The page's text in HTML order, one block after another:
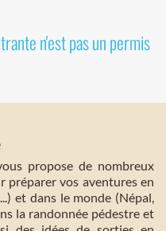
n'est pas un permis
propose de nombreux
préparer vos aventures en
et dans le monde (Népal,
la randonnée pédestre et